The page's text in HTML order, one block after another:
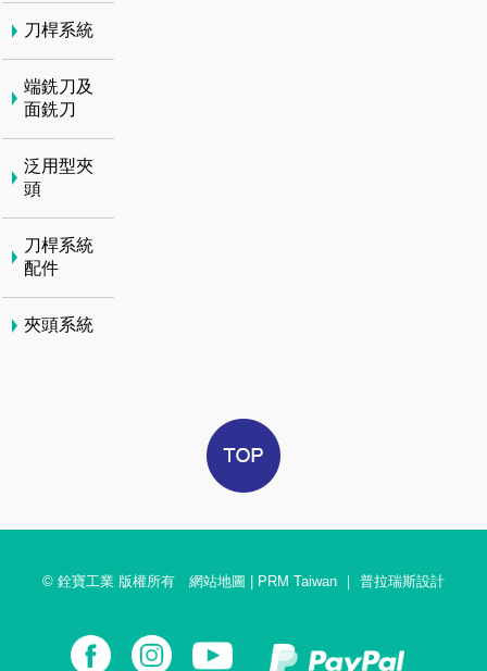
刀桿系統
端銑刀及
面銑刀
泛用型夾
頭
刀桿系統
配件
夾頭系統
© 銓寶工業 版權所有 網站地圖 PRM Taiwan ｜ 普拉瑞斯設計